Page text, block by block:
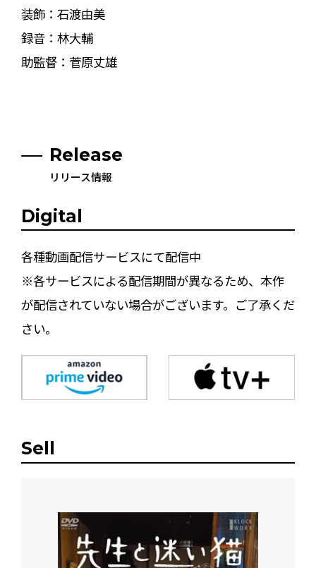
装飾：石渡由美
録音：林大輔
助監督：菅原丈雄
Release
リリース情報
Digital
各種動画配信サービスにて配信中
※各サービスによる配信期間が異なるため、本作
が配信されていない場合がございます。ご了承くだ
さい。
Sell